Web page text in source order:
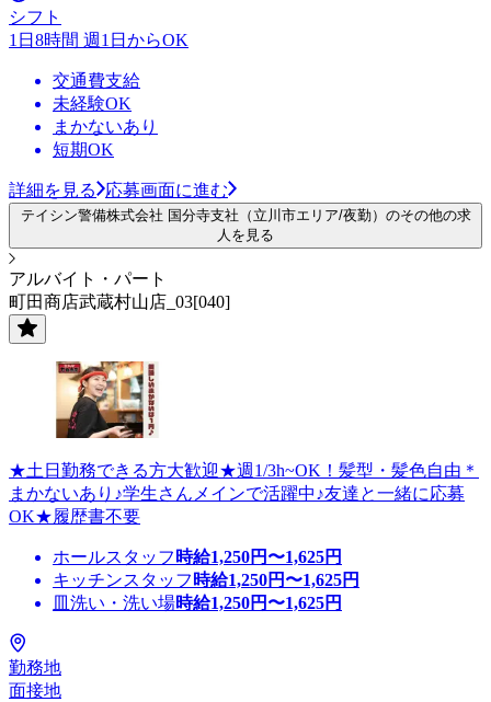
シフト
1日8時間 週1日からOK
交通費支給
未経験OK
まかないあり
短期OK
詳細を見る 応募画面に進む
テイシン警備株式会社 国分寺支社（立川市エリア/夜勤）のその他の求
人を見る
アルバイト・パート
町田商店武蔵村山店_03[040]
★土日勤務できる方大歓迎★週1/3h~OK！髪型・髪色自由＊
まかないあり♪学生さんメインで活躍中♪友達と一緒に応募
OK★履歴書不要
ホールスタッフ 時給1,250円〜1,625円
キッチンスタッフ 時給1,250円〜1,625円
皿洗い・洗い場時給1,250円〜1,625円
勤務地
面接地